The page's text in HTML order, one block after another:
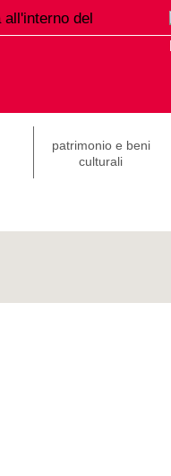
patrimonio e beni
culturali